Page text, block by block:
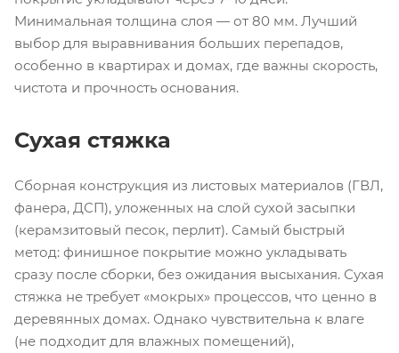
Минимальная толщина слоя — от 80 мм. Лучший
выбор для выравнивания больших перепадов,
особенно в квартирах и домах, где важны скорость,
чистота и прочность основания.
Сухая стяжка
Сборная конструкция из листовых материалов (ГВЛ,
фанера, ДСП), уложенных на слой сухой засыпки
(керамзитовый песок, перлит). Самый быстрый
метод: финишное покрытие можно укладывать
сразу после сборки, без ожидания высыхания. Сухая
стяжка не требует «мокрых» процессов, что ценно в
деревянных домах. Однако чувствительна к влаге
(не подходит для влажных помещений),